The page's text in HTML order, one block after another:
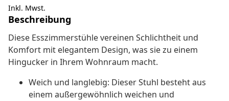
Inkl. Mwst.
Beschreibung
Diese Esszimmerstühle vereinen Schlichtheit und
Komfort mit elegantem Design, was sie zu einem
Hingucker in Ihrem Wohnraum macht.
Weich und langlebig: Dieser Stuhl besteht aus
einem außergewöhnlich weichen und